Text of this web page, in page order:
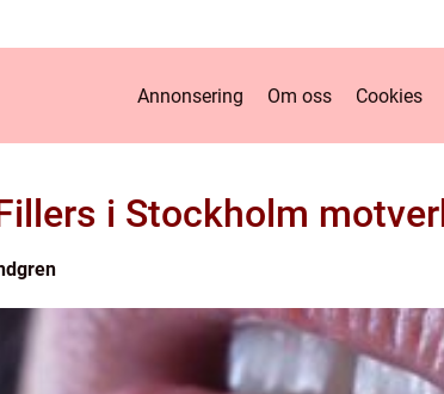
Annonsering Om oss Cookies
i Stockholm